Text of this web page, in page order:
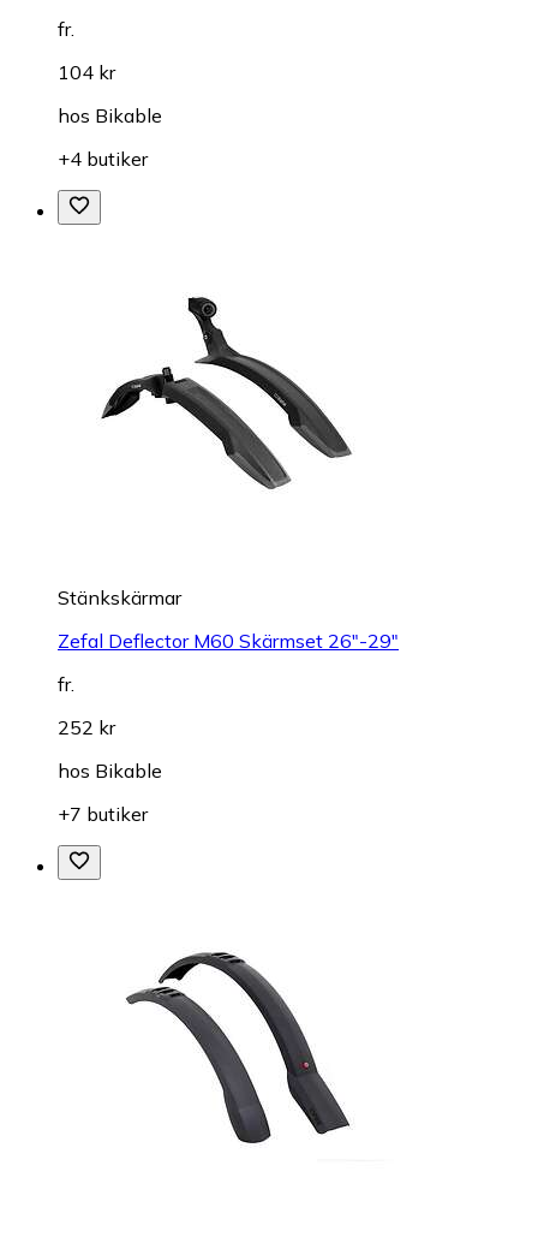
fr.
104 kr
hos Bikable
+4 butiker
Stänkskärmar
Zefal Deflector M60 Skärmset 26"-29"
fr.
252 kr
hos Bikable
+7 butiker